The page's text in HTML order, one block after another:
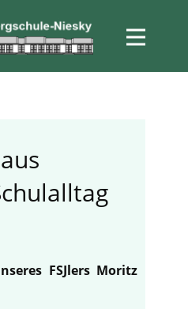
FSJlers Moritz